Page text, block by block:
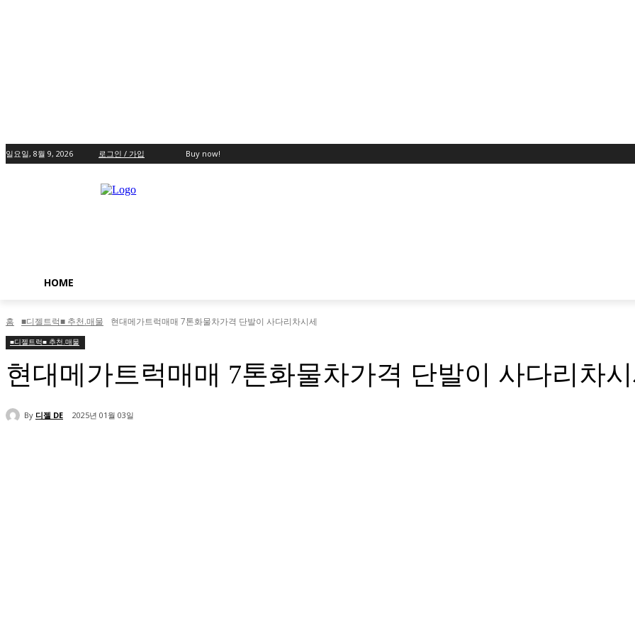
일요일, 8월 9, 2026 로그인 / 가입 Buy now!
HOME
홈 ■디젤트럭■ 추천.매물 현대메가트럭매매 7톤화물차가격 단발이 사다리차시세
■디젤트럭■ 추천.매물
현대메가트럭매매 7톤화물차가격 단발이 사다리차
By 디젤 DE 2025년 01월 03일